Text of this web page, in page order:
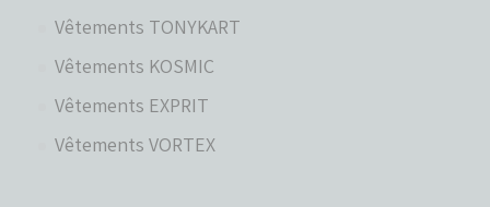
Vêtements TONYKART
Vêtements KOSMIC
Vêtements EXPRIT
Vêtements VORTEX